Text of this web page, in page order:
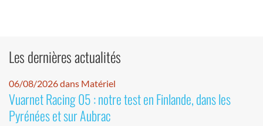
Les dernières actualités
06/08/2026 dans Matériel
Vuarnet Racing 05 : notre test en Finlande, dans les
Pyrénées et sur Aubrac